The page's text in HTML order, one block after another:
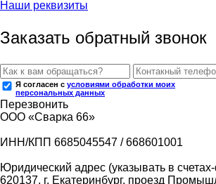
Наши реквизиты
Заказать обратный звонок
Я согласен с условиями обработки моих
персональных данных
Перезвонить
ООО «Сварка 66»
ИНН/КПП 6685045547 / 668601001
Юридический адрес (указывать в
620137, г. Екатеринбург, проезд